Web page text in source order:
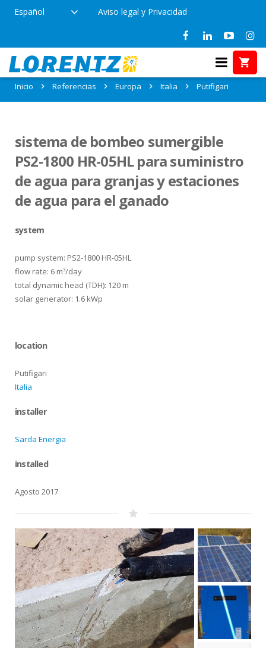
Español Aviso legal y Privacidad
Referencias en Putifigari, Italia
Inicio Referencias Europa Italia Putifigari
sistema de bombeo sumergible
PS2-1800 HR-05HL para suministro
de agua para granjas y estaciones
de agua para el ganado
system
pump system: PS2-1800 HR-05HL
flow rate: 6 m³/day
total dynamic head (TDH): 120 m
solar generator: 1.6 kWp
location
Putifigari
Italia
installer
Sarda Energia
installed
Agosto 2017